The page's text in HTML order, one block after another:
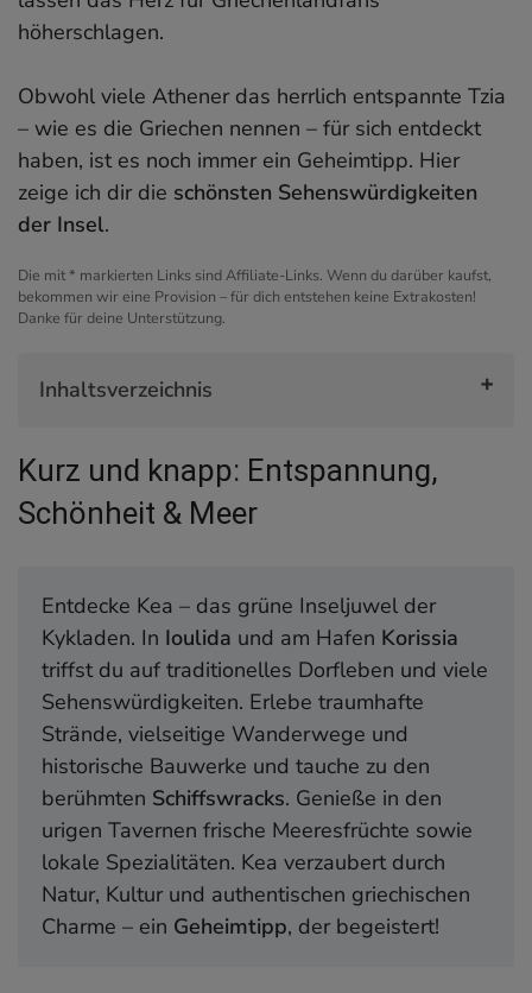
höherschlagen.
Obwohl viele Athener das herrlich entspannte Tzia
– wie es die Griechen nennen – für sich entdeckt
haben, ist es noch immer ein Geheimtipp. Hier
zeige ich dir die schönsten Sehenswürdigkeiten
der Insel.
Die mit * markierten Links sind Affiliate-Links. Wenn du darüber kaufst,
bekommen wir eine Provision – für dich entstehen keine Extrakosten!
Danke für deine Unterstützung.
Inhaltsverzeichnis
1. Ioulida (Chora)
2. Schiffswracks und Unterwasserpark
5. Wanderparadies Kea
6. Kirchen und Klöster
7. Kulinarik und Restaurants
8. Seglertreff Vourkari
9. Archäologisches Museum
10. Antiker Löwe
Tipps für deinen Aufenthalt
Anreise
Fortbewegung
Übernachtung
Beste Reisezeit und -dauer
Kurz und knapp: Entspannung,
Schönheit & Meer
Entdecke Kea – das grüne Inseljuwel der
Kykladen. In Ioulida und am Hafen Korissia
triffst du auf traditionelles Dorfleben und viele
Sehenswürdigkeiten. Erlebe traumhafte
Strände, vielseitige Wanderwege und
historische Bauwerke und tauche zu den
berühmten Schiffswracks. Genieße in den
urigen Tavernen frische Meeresfrüchte sowie
lokale Spezialitäten. Kea verzaubert durch
Natur, Kultur und authentischen griechischen
Charme – ein Geheimtipp, der begeistert!